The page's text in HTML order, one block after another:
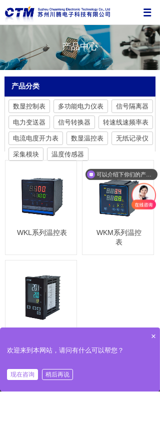
产品中心
产品分类
数显控制表 多功能电力仪表 信号隔离器
电力变送器 信号转换器 转速线速频率表
电流电度开力表 数显温控表 无纸记录仪
采集模块 温度传感器
WKL系列温控表
WKM系列温控
表
可以介绍下你们的产品么
×
欢迎来到本网站，请问有什么可以帮您？
现在咨询 稍后再说